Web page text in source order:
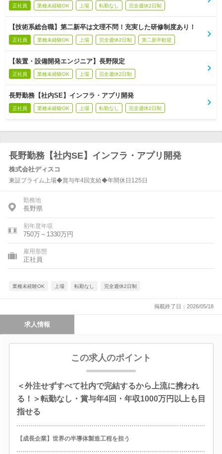
正社員 業種未経験OK 上場 転勤なし 完全週休2日制
【技術系総合職】第二新卒は文理不問！充実した研修制度あり！
正社員 業種未経験OK 上場 完全週休2日制 第二新卒歓迎
【装置・設備開発エンジニア】長野限定
正社員 業種未経験OK 上場 完全週休2日制
長野勤務【社内SE】インフラ・アプリ開発
正社員 業種未経験OK 上場 転勤なし 完全週休2日制
長野勤務【社内SE】インフラ・アプリ開発
株式会社ディスコ
東証プライム上場◆賞与年4回支給◆年間休日125日
勤務地
長野県
初年度年収
750万～1330万円
雇用形態
正社員
業種未経験OK 上場 転勤なし 完全週休2日制
掲載終了日：2026/05/18
求人情報
この求人のポイント
＜外注せずすべて社内で完結するから上流に携われ
る！＞転勤なし・賞与年4回・年収1000万円以上も目
指せる
【成長企業】世界の半導体製造工程を担う